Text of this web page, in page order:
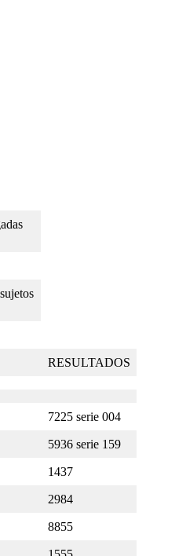
RESULTADOS
7225 serie 004
5936 serie 159
1437
2984
8855